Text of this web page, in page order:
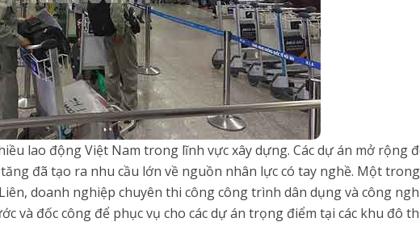
lao động Việt Nam trong lĩnh vực xây dựng. Các dự án mở rộng
đã tạo ra nhu cầu lớn về nguồn nhân lực có tay nghề. Một trong
doanh nghiệp chuyên thi công công trình dân dụng và công
và đốc công để phục vụ cho các dự án trọng điểm tại các khu đô